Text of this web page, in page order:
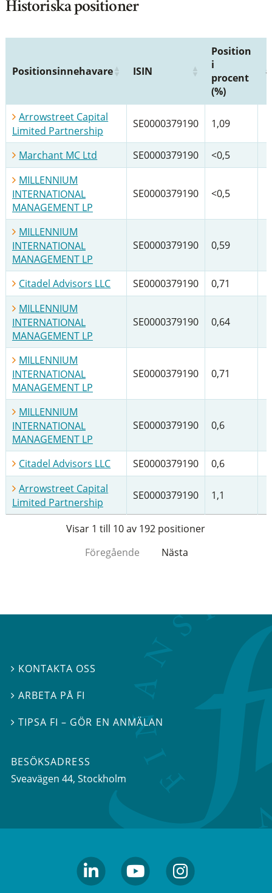
Historiska positioner
Positionsinnehavare ISIN
Position
i
procent
(%)
Arrowstreet Capital
Limited Partnership
SE0000379190 1,09
Marchant MC Ltd SE0000379190
<0,5
MILLENNIUM
INTERNATIONAL
MANAGEMENT LP
SE0000379190 <0,5
MILLENNIUM
INTERNATIONAL
MANAGEMENT LP
SE0000379190 0,59
Citadel Advisors LLC SE0000379190
0,71
MILLENNIUM
INTERNATIONAL
MANAGEMENT LP
SE0000379190 0,64
MILLENNIUM
INTERNATIONAL
MANAGEMENT LP
SE0000379190 0,71
MILLENNIUM
INTERNATIONAL
MANAGEMENT LP
SE0000379190 0,6
Citadel Advisors LLC SE0000379190
0,6
Arrowstreet Capital
Limited Partnership
SE0000379190 1,1
Visar 1 till 10 av 192 positioner
Föregående
Nästa
 KONTAKTA OSS
 ARBETA PÅ FI
TIPSA FI – GÖR EN ANMÄLAN
BESÖKSADRESS
Sveavägen 44, Stockholm